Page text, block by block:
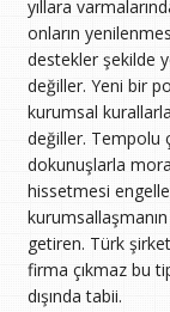
yıllara
onların
destekler şekilde
değiller. Yeni bir
kurumsal
değiller. Tempolu
dokunuşlarla
hissetmesi
kurumsallaşmanın
getiren. Türk
firma çıkmaz bu
dışında tabii.